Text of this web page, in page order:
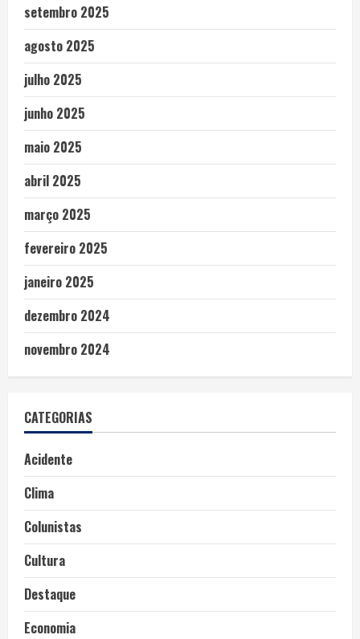
setembro 2025
agosto 2025
julho 2025
junho 2025
maio 2025
abril 2025
março 2025
fevereiro 2025
janeiro 2025
dezembro 2024
novembro 2024
CATEGORIAS
Acidente
Clima
Colunistas
Cultura
Destaque
Economia